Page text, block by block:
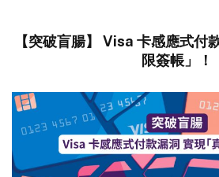
【突破盲腸】 Visa 卡感應式付
限簽帳」！